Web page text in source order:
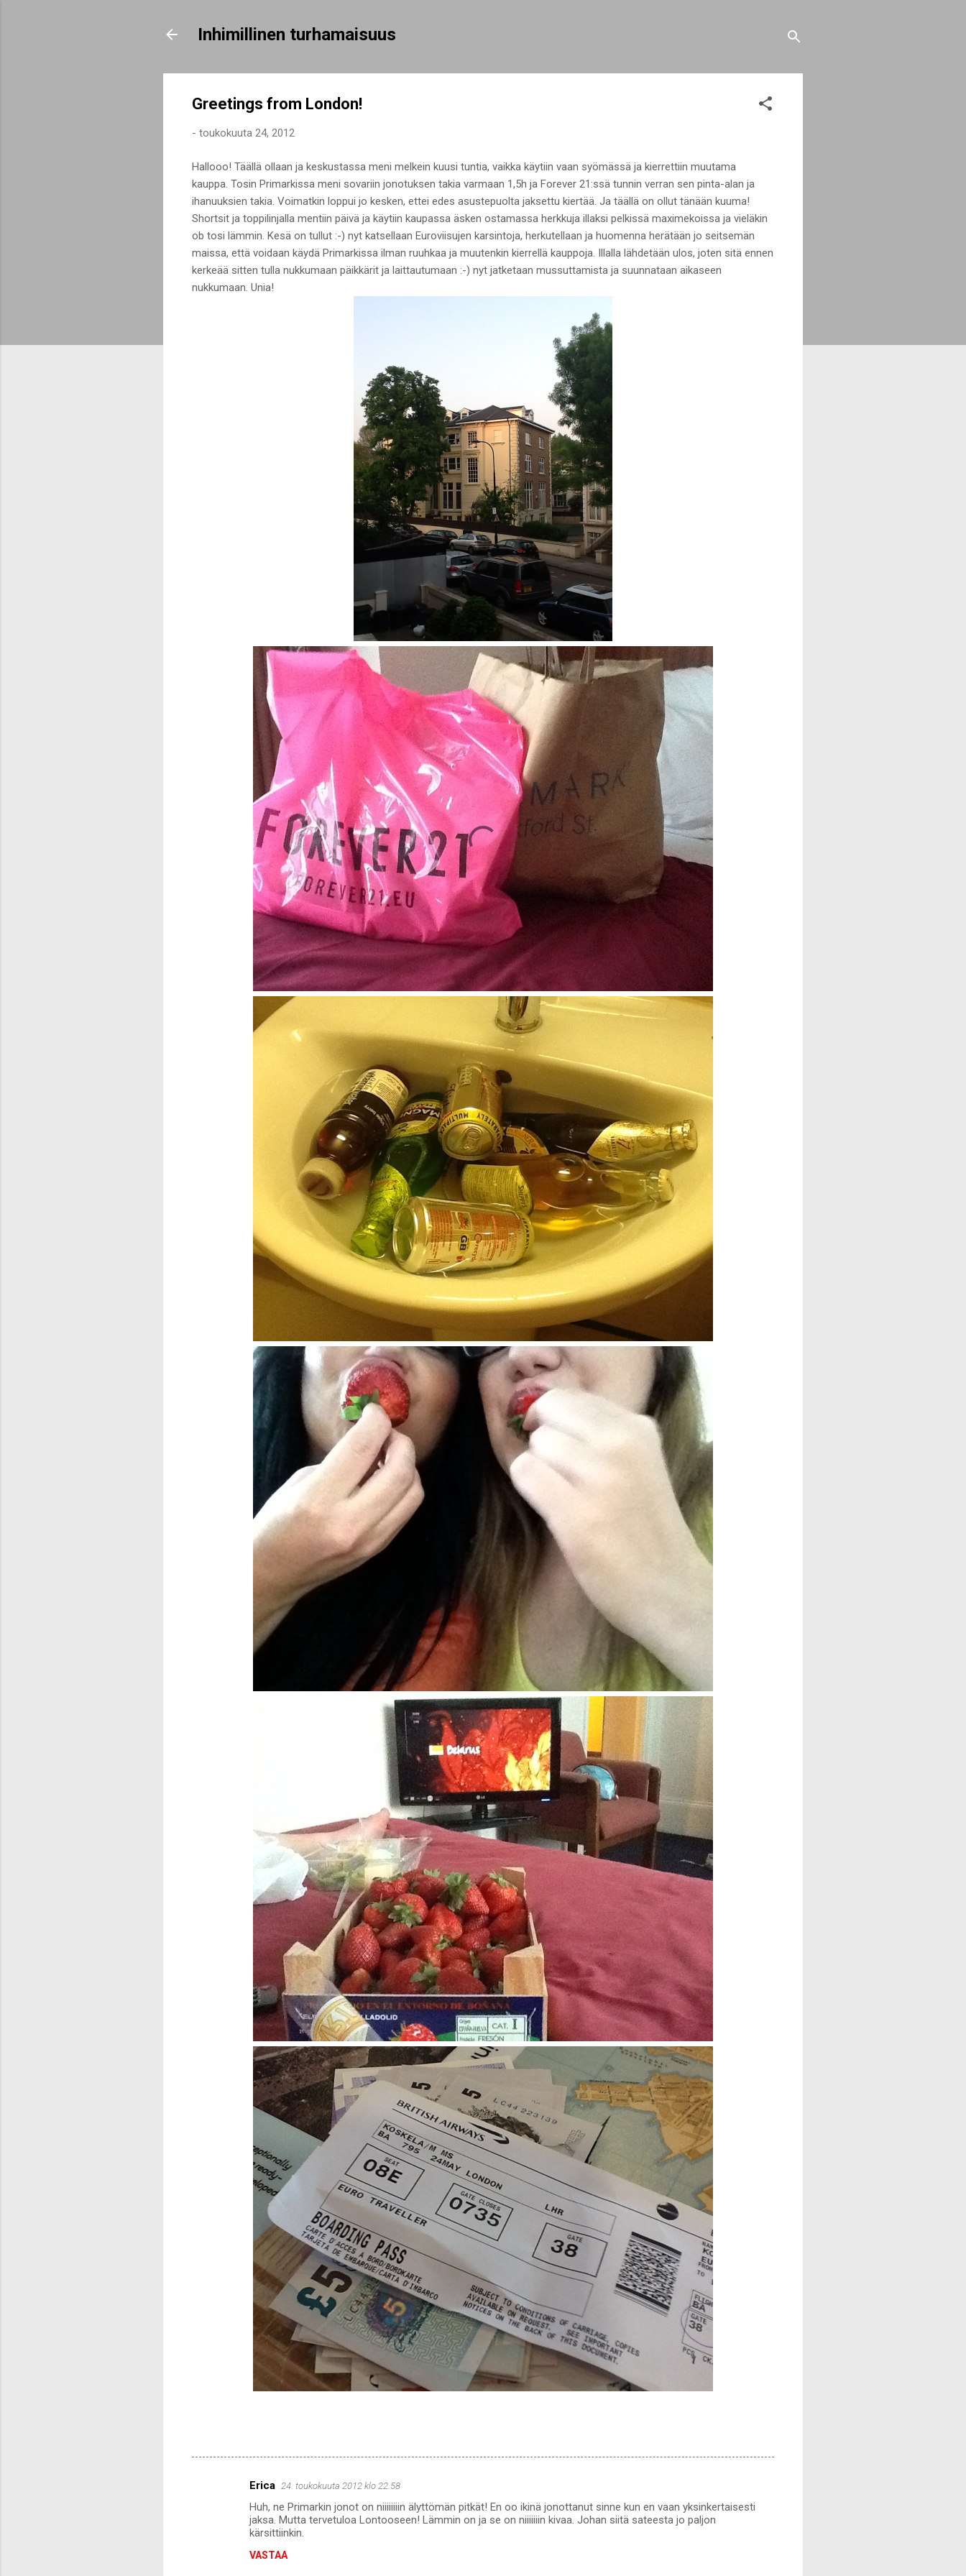
Inhimillinen turhamaisuus
Greetings from London!
- toukokuuta 24, 2012
Hallooo! Täällä ollaan ja keskustassa meni melkein kuusi tuntia, vaikka käytiin vaan syömässä ja kierrettiin muutama
kauppa. Tosin Primarkissa meni sovariin jonotuksen takia varmaan 1,5h ja Forever 21:ssä tunnin verran sen pinta-alan ja
ihanuuksien takia. Voimatkin loppui jo kesken, ettei edes asustepuolta jaksettu kiertää. Ja täällä on ollut tänään kuuma!
Shortsit ja toppilinjalla mentiin päivä ja käytiin kaupassa äsken ostamassa herkkuja illaksi pelkissä maximekoissa ja vieläkin
ob tosi lämmin. Kesä on tullut :-) nyt katsellaan Euroviisujen karsintoja, herkutellaan ja huomenna herätään jo seitsemän
maissa, että voidaan käydä Primarkissa ilman ruuhkaa ja muutenkin kierrellä kauppoja. Illalla lähdetään ulos, joten sitä ennen
kerkeää sitten tulla nukkumaan päikkärit ja laittautumaan :-) nyt jatketaan mussuttamista ja suunnataan aikaseen
nukkumaan. Unia!
Erica 24. toukokuuta 2012 klo 22.58
Huh, ne Primarkin jonot on niiiiiiiin älyttömän pitkät! En oo ikinä jonottanut sinne kun en vaan yksinkertaisesti
jaksa. Mutta tervetuloa Lontooseen! Lämmin on ja se on niiiiiiin kivaa. Johan siitä sateesta jo paljon
kärsittiinkin.
VASTAA